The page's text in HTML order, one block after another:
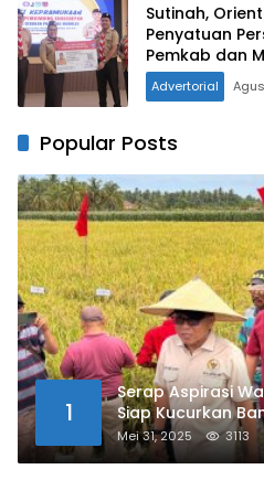
Sutinah,
Penyatuan
Pemkab dan
Advertorial
Popular Posts
1
Serap Aspirasi
Siap Kucurkan
Kalukku
Mei 31, 2025 3113